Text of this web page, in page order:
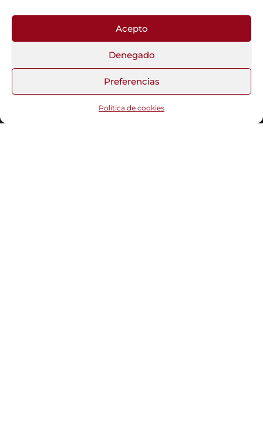
Acepto
Denegado
Preferencias
Política de cookies
Fotos del Blog
Funciona gracias aWordPress |Tema:Head Blog